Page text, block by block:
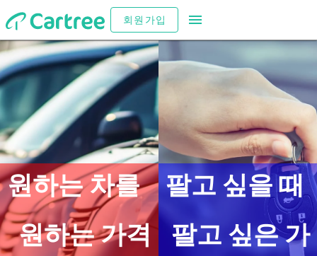
회원가입
카트리에서 중고차를 직접 거래
원하는 차를
원하는 가격
팔고 싶을 때
팔고 싶은 가